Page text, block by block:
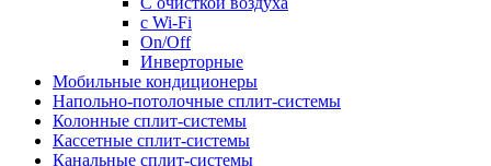
с Wi-Fi
On/Off
Инверторные
Мобильные кондиционеры
Напольно-потолоч​ные ​сплит-системы
Колонные ​​сплит-системы
Кассетные сплит-системы
Канальные сплит-системы